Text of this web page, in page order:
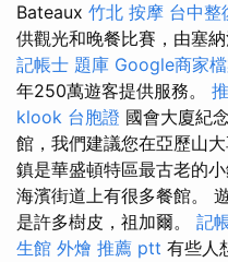
Bateaux 竹北 按摩 台中整
供觀光和晚餐比賽，由塞
記帳士 題庫 Google商家
年250萬遊客提供服務。
klook 台胞證 國會大廈紀
館，我們建議您在亞歷山大
鎮是華盛頓特區最古老的
海濱街道上有很多餐館。
是許多樹皮，祖加爾。 記
生館 外燴 推薦 ptt 有些人